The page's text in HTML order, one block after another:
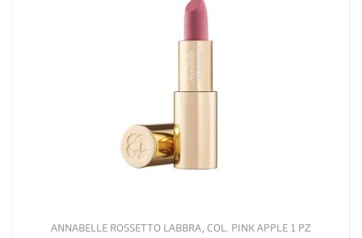
ANNABELLE ROSSETTO LABBRA, COL. PINK APPLE 1 PZ